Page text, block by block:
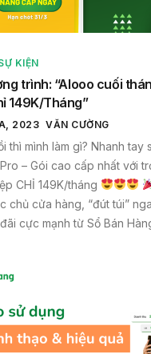
KIỆN
trình: “Alooo cuối
149K/Tháng”
2023 VĂN CƯỜNG
thì mình làm gì? Nhanh tay
– Gói cao cấp nhất với
CHỈ 149K/tháng
chủ cửa hàng, “đút túi”
cực mạnh từ Sổ Bán